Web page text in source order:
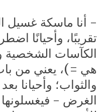
- أنا ماسكة غسيل
تقريبًا، وأحيانًا
الكآسات
هي =)، يعني من
والثواب؛ وأحيانا
الغرض -